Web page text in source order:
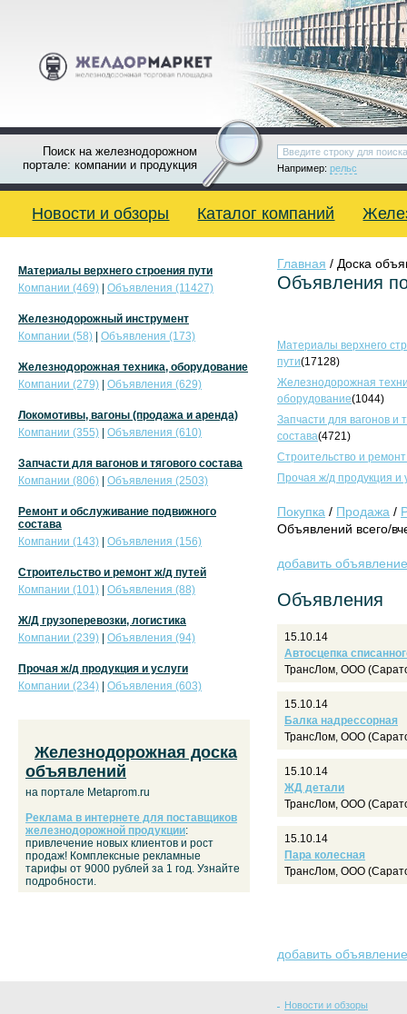
Поиск на железнодорожном
портале: компании и продукция
Например: рельс
Новости и обзоры Каталог компаний
Главная / Доска
Объявления
Материалы верхнего
пути(17128)
Железнодорожная
оборудование(1044)
Запчасти для вагонов и
состава(4721)
Строительство и
Прочая ж/д продукция и
Покупка / Продажа /
Объявлений всего/
добавить объявление
Объявления
15.10.14
Автосцепка
ТрансЛом, ООО
15.10.14
Балка надрессорная
ТрансЛом, ООО
15.10.14
ЖД детали
ТрансЛом, ООО
15.10.14
Пара колесная
ТрансЛом, ООО
добавить объявление
Материалы верхнего строения пути
Компании (469)
Объявления (11427)
Железнодорожный инструмент
Компании (58)
Объявления (173)
Железнодорожная техника, оборудование
Компании (279)
Объявления (629)
Локомотивы, вагоны (продажа и аренда)
Компании (355)
Объявления (610)
Запчасти для вагонов и тягового состава
Компании (806)
Объявления (2503)
Ремонт и обслуживание подвижного
состава
Компании (143)
Объявления (156)
Строительство и ремонт ж/д путей
Компании (101)
Объявления (88)
Ж/Д грузоперевозки, логистика
Компании (239)
Объявления (94)
Прочая ж/д продукция и услуги
Компании (234)
Объявления (603)
Железнодорожная доска
объявлений
на портале Metaprom.ru
Реклама в интернете для поставщиков
железнодорожной продукции:
привлечение новых клиентов и рост
продаж! Комплексные рекламные
тарифы от 9000 рублей за 1 год. Узнайте
подробности.
Новости и обзоры